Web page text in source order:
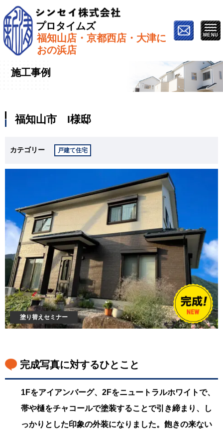
プロタイムズ
福知山店・京都西店・大津に
おの浜店
ホーム»施工事例»福知山市 I様邸
施工事例
福知山市 I様邸
カテゴリー 戸建て住宅
塗り替えセミナー
完成写真に対するひとこと
1Fをアイアンバーグ、2Fをニュートラルホワイトで、
帯や樋をチャコールで塗装することで引き締まり、し
っかりとした印象の外装になりました。飽きの来ない